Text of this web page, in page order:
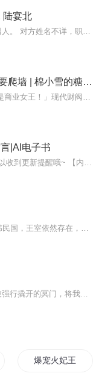
陆宴北
【多播】国师大人，夫人要爬墙 | 棉小雪的糖 | 女强爽文 | 权谋商战
|AI电子书
爆宠火妃王妃又